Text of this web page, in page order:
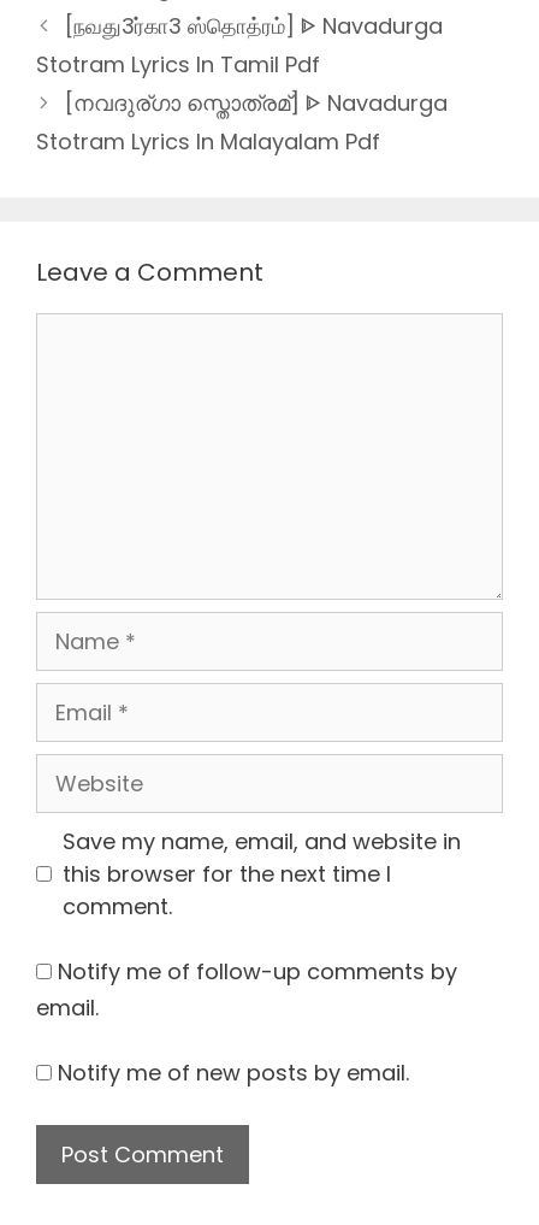
[நவது3ர்கா3 ஸ்தொத்ரம்] ᐈ Navadurga
Stotram Lyrics In Tamil Pdf
[നവദുര്ഗാ സ്തൊത്രമ്] ᐈ Navadurga
Stotram Lyrics In Malayalam Pdf
Leave a Comment
Name
Email
Website
Save my name, email, and website in
this browser for the next time I
comment.
Notify me of follow-up comments by
email.
Notify me of new posts by email.